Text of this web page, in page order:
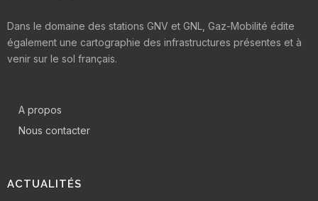
Dans le domaine des stations GNV et GNL, Gaz-Mobilité édite
également une cartographie des infrastructures présentes et à
venir sur le sol français.
A propos
Nous contacter
ACTUALITÉS